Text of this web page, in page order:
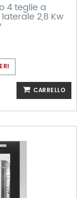
4 teglie a
2,8 Kw
CARRELLO